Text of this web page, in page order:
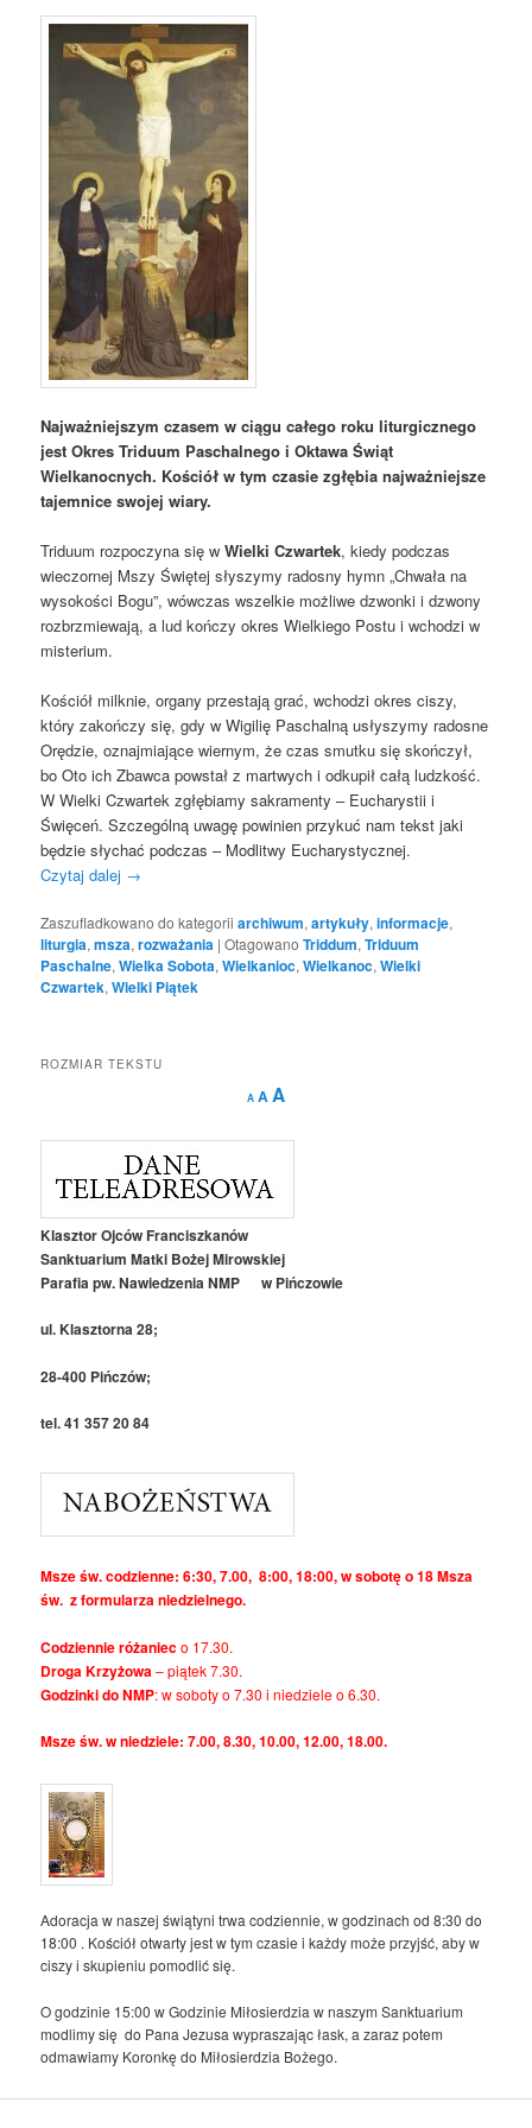
Najważniejszym czasem w ciągu całego roku liturgicznego
jest Okres Triduum Paschalnego i Oktawa Świąt
Wielkanocnych. Kościół w tym czasie zgłębia najważniejsze
tajemnice swojej wiary.
Triduum rozpoczyna się wWielki Czwartek, kiedy podczas
wieczornej Mszy Świętej słyszymy radosny hymn „Chwała na
wysokości Bogu”, wówczas wszelkie możliwe dzwonki i dzwony
rozbrzmiewają, a lud kończy okres Wielkiego Postu i wchodzi w
misterium.
Kościół milknie, organy przestają grać, wchodzi okres ciszy,
który zakończy się, gdy w Wigilię Paschalną usłyszymy radosne
Orędzie, oznajmiające wiernym, że czas smutku się skończył,
bo Oto ich Zbawca powstał z martwych i odkupił całą ludzkość.
W Wielki Czwartek zgłębiamy sakramenty – Eucharystii i
Święceń. Szczególną uwagę powinien przykuć nam tekst jaki
będzie słychać podczas – Modlitwy Eucharystycznej.
Czytaj dalej →
Zaszufladkowano do kategorii archiwum,artykuły,informacje,
liturgia,msza,rozważania |Otagowano Triddum,Triduum
Paschalne,Wielka Sobota,Wielkanioc,Wielkanoc,Wielki
Czwartek,Wielki Piątek
ROZMIAR TEKSTU
A
Decrease
font
A Reset
AIncrease
Klasztor Ojców Franciszkanów
Sanktuarium Matki Bożej Mirowskiej
Parafia pw. Nawiedzenia NMP w Pińczowie
ul. Klasztorna 28;
28-400 Pińczów;
tel. 41 357 20 84
Msze św. codzienne: 6:30, 7.00, 8:00, 18:00, w sobotę o 18 Msza
św. z formularza niedzielnego.
Codziennie różanieco 17.30.
Droga Krzyżowa – piątek 7.30.
Godzinki do NMP: w soboty o 7.30 i niedziele o 6.30.
Msze św. w niedziele: 7.00, 8.30, 10.00, 12.00, 18.00.
Adoracja w naszej świątyni trwa codziennie, w godzinach od 8:30 do
18:00 . Kościół otwarty jest w tym czasie i każdy może przyjść, aby w
ciszy i skupieniu pomodlić się.
O godzinie 15:00 w Godzinie Miłosierdzia w naszym Sanktuarium
modlimy się do Pana Jezusa wypraszając łask, a zaraz potem
odmawiamy Koronkę do Miłosierdzia Bożego.